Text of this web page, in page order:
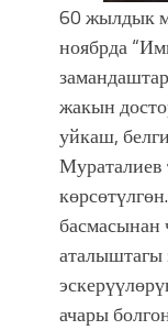
60 жылдык
ноябрда
жакын
уйкаш,
Мураталиев
басмасынан
ачары